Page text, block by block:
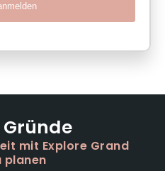
mit Explore Grand
planen